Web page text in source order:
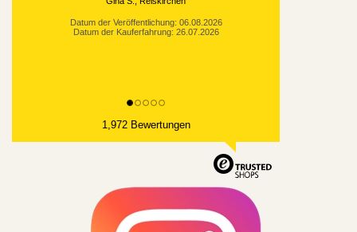
Datum der Kauferfahrung: 21.07.2026
1,972 Bewertungen